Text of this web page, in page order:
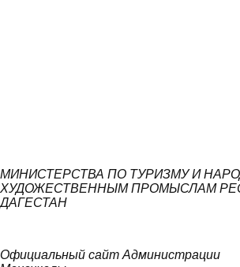
МИНИСТЕРСТВА ПО ТУРИЗМУ И
ХУДОЖЕСТВЕННЫМ ПРОМЫСЛАМ
ДАГЕСТАН
Официальный сайт Администрации